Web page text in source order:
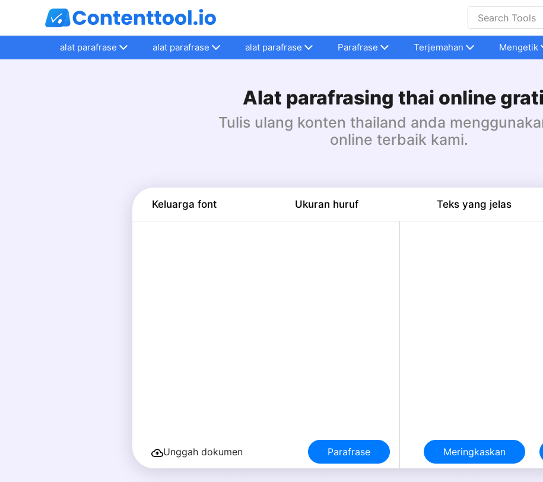
alat parafrase alat parafrase alat parafrase Parafrase Terjemahan Mengetik
Alat parafrasing thai online
Tulis ulang konten thailand anda
online terbaik kami.
Keluarga font Ukuran huruf Teks yang jelas
Unggah dokumen Parafrase Meringkaskan